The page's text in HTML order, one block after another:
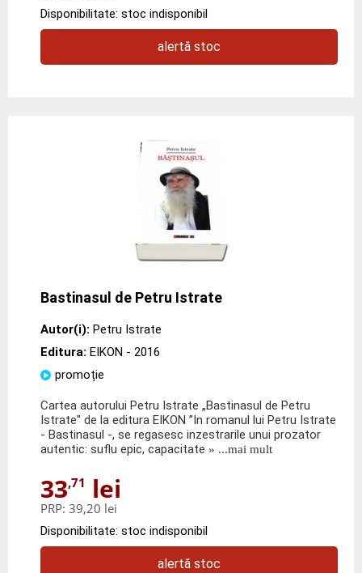
Disponibilitate: stoc indisponibil
alertă stoc
Bastinasul de Petru Istrate
Autor(i): Petru Istrate
Editura: EIKON - 2016
promoție
Cartea autorului Petru Istrate „Bastinasul de Petru
Istrate" de la editura EIKON ”In romanul lui Petru Istrate
- Bastinasul -, se regasesc inzestrarile unui prozator
autentic: suflu epic, capacitate » ...mai mult
33,71 lei
PRP: 39,20 lei
Disponibilitate: stoc indisponibil
alertă stoc